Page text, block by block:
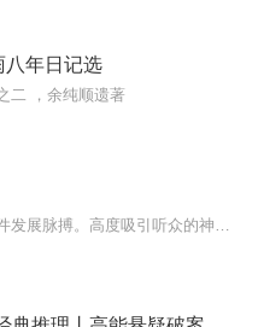
八年日记选
二 ，余纯顺遗著